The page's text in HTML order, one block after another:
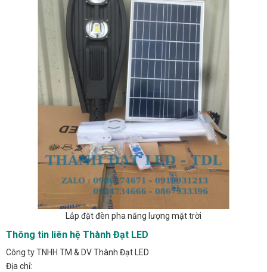
Lắp đặt đèn pha năng lượng mặt trời
Thông tin liên hệ Thành Đạt LED
Công ty TNHH TM & DV Thành Đạt LED
Địa chỉ: